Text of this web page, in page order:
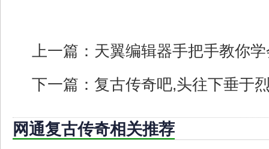
上一篇： 天翼编辑器手把手教你
下一篇： 复古传奇吧,头往下垂于
网通复古传奇相关推荐